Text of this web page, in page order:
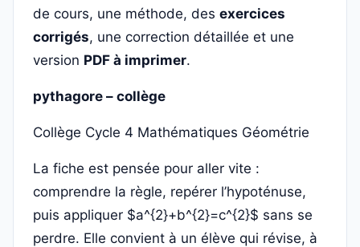
de cours, une méthode, des exercices
corrigés, une correction détaillée et une
version PDF à imprimer.
pythagore – collège
Collège Cycle 4 Mathématiques Géométrie
La fiche est pensée pour aller vite :
comprendre la règle, repérer l’hypoténuse,
puis appliquer $a^{2}+b^{2}=c^{2}$ sans se
perdre. Elle convient à un élève qui révise, à